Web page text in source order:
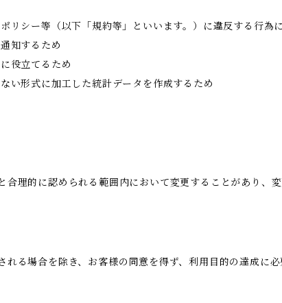
リシー等（以下「規約等」といいます。）に違反する行為
知するため
役立てるため
い形式に加工した統計データを作成するため
理的に認められる範囲内において変更することがあり、
る場合を除き、お客様の同意を得ず、利用目的の達成に